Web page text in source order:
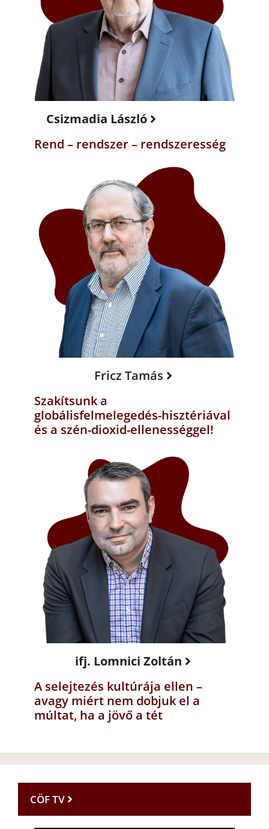
Csizmadia László
Rend – rendszer – rendszeresség
Fricz Tamás
Szakítsunk a
globálisfelmelegedés-hisztériával
és a szén-dioxid-ellenességgel!
ifj. Lomnici Zoltán
A selejtezés kultúrája ellen –
avagy miért nem dobjuk el a
múltat, ha a jövő a tét
CÖF TV